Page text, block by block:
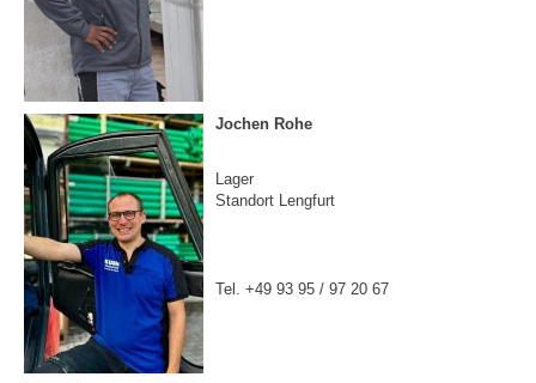
Jochen Rohe
Lager
Standort Lengfurt
Tel. +49 93 95 / 97 20 67